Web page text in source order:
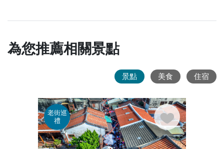
為您推薦相關景點
景點 美食 住宿
老街巡
禮